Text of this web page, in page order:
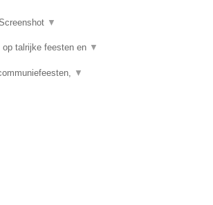
▼
talrijke feesten en ▼
▼